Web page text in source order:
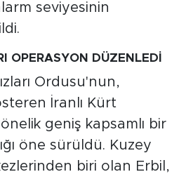
seviyesinin
OPERASYON DÜZENLEDİ
Ordusu'nun,
İranlı Kürt
geniş kapsamlı bir
öne sürüldü. Kuzey
biri olan Erbil,